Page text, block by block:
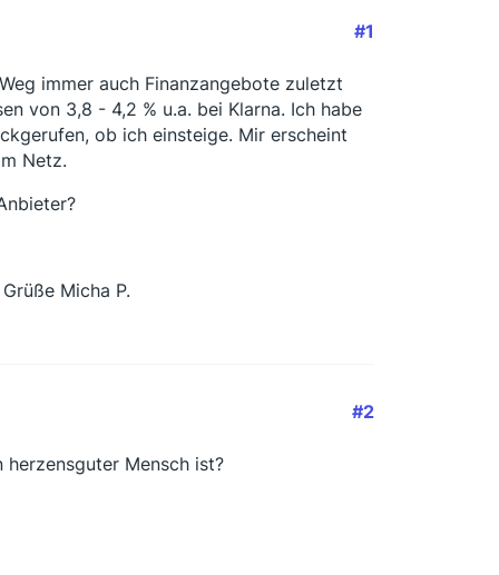
#1
immer auch Finanzangebote zuletzt
von 3,8 - 4,2 % u.a. bei Klarna. Ich habe
ob ich einsteige. Mir erscheint
Netz.
Micha P.
#2
Mensch ist?